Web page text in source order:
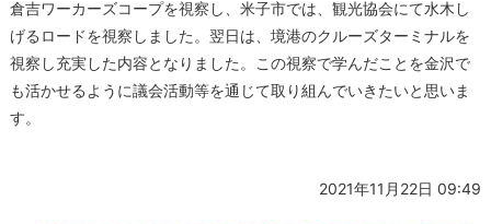
倉吉ワーカーズコープを視察し、米子市では、観光協会にて水木し
げるロードを視察しました。翌日は、境港のクルーズターミナルを
視察し充実した内容となりました。この視察で学んだことを金沢で
も活かせるように議会活動等を通じて取り組んでいきたいと思いま
す。
2021年11月22日 09:49